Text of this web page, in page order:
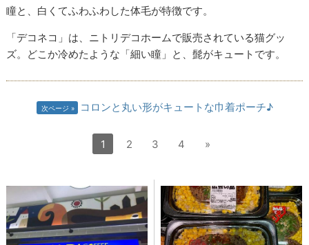
瞳と、白くてふわふわした体毛が特徴です。
「デコネコ」は、ニトリデコホームで販売されている猫グッ
ズ。どこか冷めたような「細い瞳」と、髭がキュートです。
次ページ コロンと丸い形がキュートな巾着ポーチ♪
1 2 3 4 »